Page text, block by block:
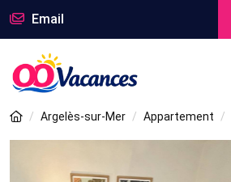
Email
Argelès-sur-Mer Appartement